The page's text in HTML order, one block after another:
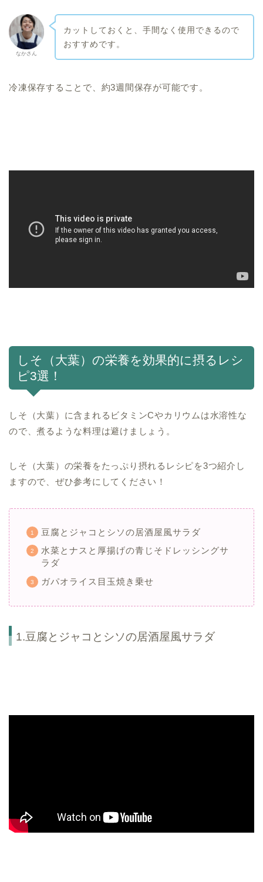
なかさん
カットしておくと、手間なく使用できるので
おすすめです。
冷凍保存することで、約3週間保存が可能です。
しそ（大葉）の栄養を効果的に摂るレシ
ピ3選！
しそ（大葉）に含まれるビタミンCやカリウムは水溶性な
ので、煮るような料理は避けましょう。
しそ（大葉）の栄養をたっぷり摂れるレシピを3つ紹介し
ますので、ぜひ参考にしてください！
豆腐とジャコとシソの居酒屋風サラダ
水菜とナスと厚揚げの青じそドレッシングサ
ラダ
ガパオライス目玉焼き乗せ
1.豆腐とジャコとシソの居酒屋風サラダ